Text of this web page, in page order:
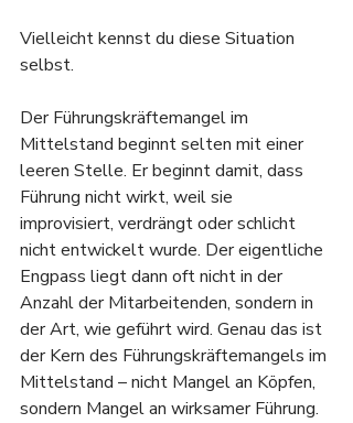
Vielleicht kennst du diese Situation
selbst.
Der Führungskräftemangel im
Mittelstand beginnt selten mit einer
leeren Stelle. Er beginnt damit, dass
Führung nicht wirkt, weil sie
improvisiert, verdrängt oder schlicht
nicht entwickelt wurde. Der eigentliche
Engpass liegt dann oft nicht in der
Anzahl der Mitarbeitenden, sondern in
der Art, wie geführt wird. Genau das ist
der Kern des Führungskräftemangels im
Mittelstand – nicht Mangel an Köpfen,
sondern Mangel an wirksamer Führung.